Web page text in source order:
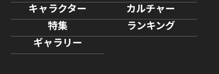
キャラクター
カルチャー
特集
ランキング
ギャラリー